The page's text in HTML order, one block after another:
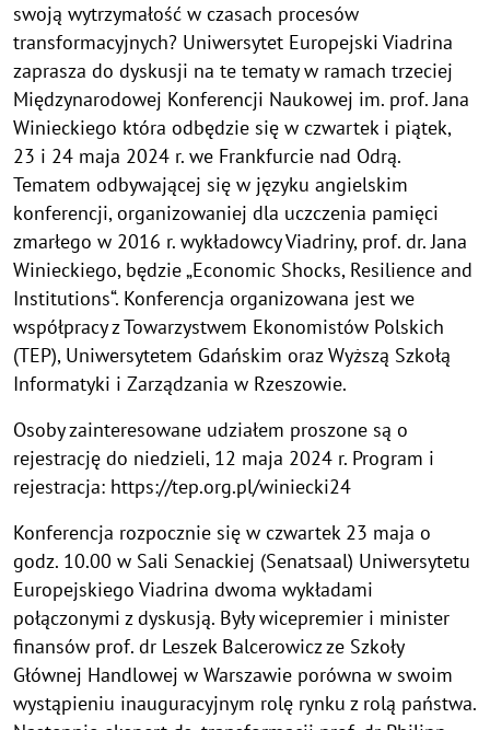
swoją wytrzymałość w czasach procesów
transformacyjnych? Uniwersytet Europejski Viadrina
zaprasza do dyskusji na te tematy w ramach trzeciej
Międzynarodowej Konferencji Naukowej im. prof. Jana
Winieckiego która odbędzie się w czwartek i piątek,
23 i 24 maja 2024 r. we Frankfurcie nad Odrą.
Tematem odbywającej się w języku angielskim
konferencji, organizowaniej dla uczczenia pamięci
zmarłego w 2016 r. wykładowcy Viadriny, prof. dr. Jana
Winieckiego, będzie „Economic Shocks, Resilience and
Institutions“. Konferencja organizowana jest we
współpracy z Towarzystwem Ekonomistów Polskich
(TEP), Uniwersytetem Gdańskim oraz Wyższą Szkołą
Informatyki i Zarządzania w Rzeszowie.
Osoby zainteresowane udziałem proszone są o
rejestrację do niedzieli, 12 maja 2024 r. Program i
rejestracja: https://tep.org.pl/winiecki24
Konferencja rozpocznie się w czwartek 23 maja o
godz. 10.00 w Sali Senackiej (Senatsaal) Uniwersytetu
Europejskiego Viadrina dwoma wykładami
połączonymi z dyskusją. Były wicepremier i minister
finansów prof. dr Leszek Balcerowicz ze Szkoły
Głównej Handlowej w Warszawie porówna w swoim
wystąpieniu inauguracyjnym rolę rynku z rolą państwa.